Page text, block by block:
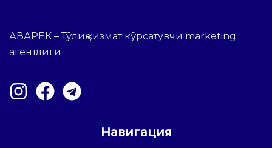
АВАРЕК – Тўлиқ хизмат кўрсатувчи marketing
агентлиги
Навигация